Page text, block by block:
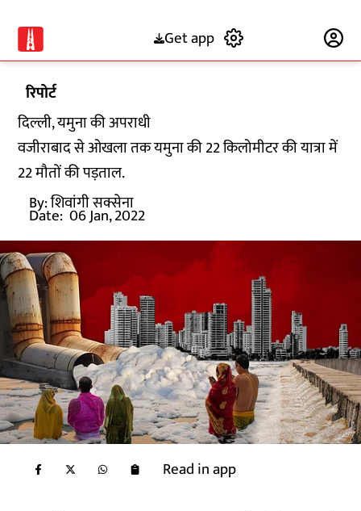
Get app
रिपोर्ट
दिल्ली, यमुना की अपराधी
वजीराबाद से ओखला तक यमुना की 22 किलोमीटर की यात्रा में
22 मौतों की पड़ताल.
By:शिवांगी सक्सेना
Date: 06 Jan, 2022
Read in app